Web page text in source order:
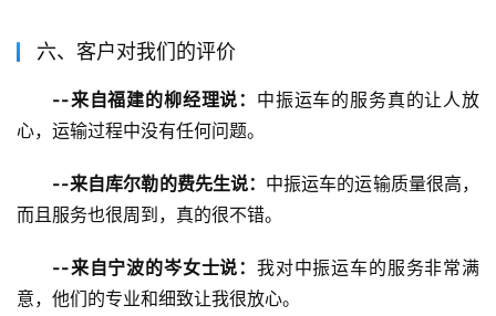
六、客户对我们的评价
--来自福建的柳经理说： 中振运车的服务真的让人放
心，运输过程中没有任何问题。
--来自库尔勒的费先生说： 中振运车的运输质量很高，
而且服务也很周到，真的很不错。
--来自宁波的岑女士说： 我对中振运车的服务非常满
意，他们的专业和细致让我很放心。